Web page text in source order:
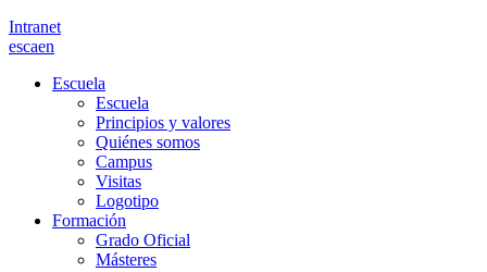
Intranet
escaen
Escuela
Escuela
Principios y valores
Quiénes somos
Campus
Visitas
Logotipo
Formación
Grado Oficial
Másteres